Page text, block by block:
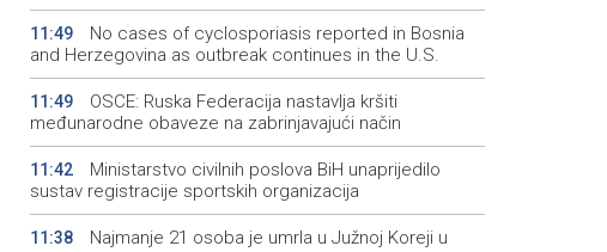
11:49
No cases of cyclosporiasis reported in Bosnia
and Herzegovina as outbreak continues in the U.S.
11:49
OSCE: Ruska Federacija nastavlja kršiti
međunarodne obaveze na zabrinjavajući način
11:42
Ministarstvo civilnih poslova BiH unaprijedilo
sustav registracije sportskih organizacija
11:38
Najmanje 21 osoba je umrla u Južnoj Koreji u